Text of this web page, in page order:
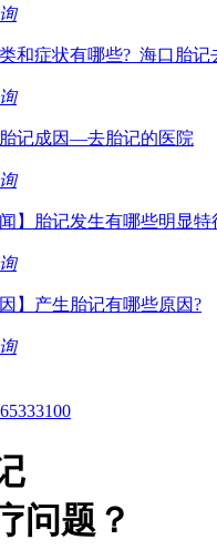
和症状有哪些?_海口胎记
记成因—去胎记的医院
闻】胎记发生有哪些明显特
因】产生胎记有哪些原因?
问题？